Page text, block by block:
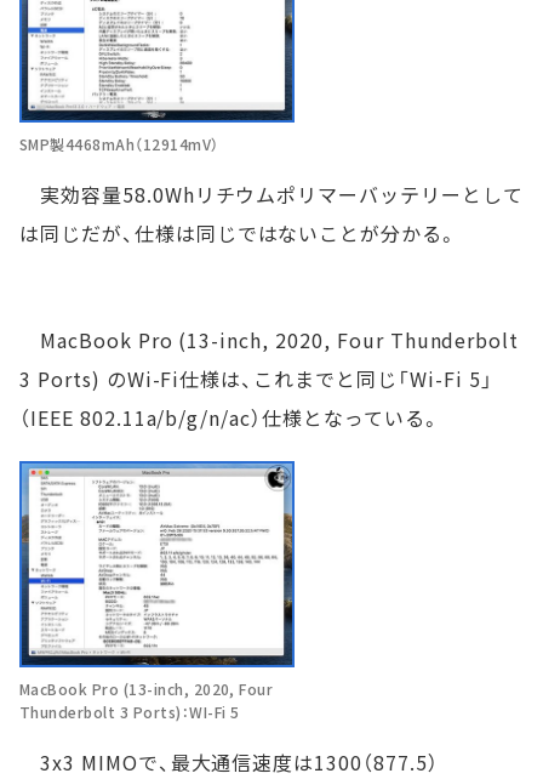
SMP製4468mAh（12914mV）
実効容量58.0Whリチウムポリマーバッテリーとして
は同じだが、仕様は同じではないことが分かる。
MacBook Pro (13-inch, 2020, Four Thunderbolt
3 Ports) のWi-Fi仕様は、これまでと同じ「Wi-Fi 5」
（IEEE 802.11a/b/g/n/ac）仕様となっている。
MacBook Pro (13-inch, 2020, Four
Thunderbolt 3 Ports)：WI-Fi 5
3x3 MIMOで、最大通信速度は1300（877.5）